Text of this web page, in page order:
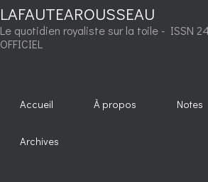
LAFAUTEAROUSSEAU
Le quotidien royaliste sur la toile - ISSN
OFFICIEL
Accueil À propos Notes
Archives